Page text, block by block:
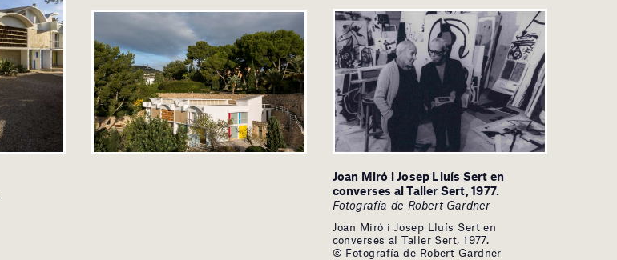
Joan Miró i Josep Lluís Sert en
converses al Taller Sert, 1977.
Fotografía de Robert Gardner
Joan Miró i Josep Lluís Sert en
converses al Taller Sert, 1977.
© Fotografía de Robert Gardner